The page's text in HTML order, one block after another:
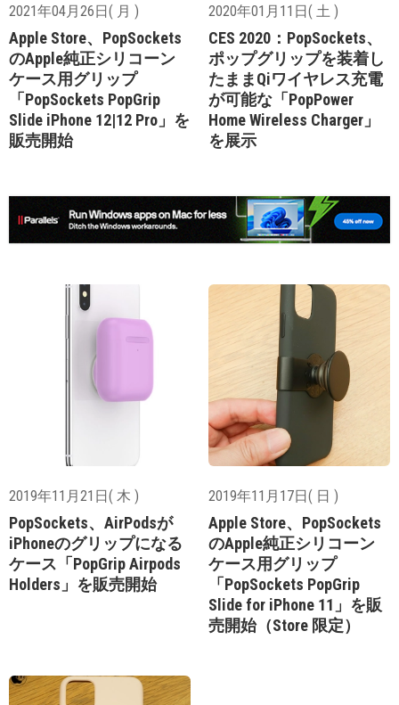
2021年04月26日( 月 )
Apple Store、PopSockets
のApple純正シリコーン
ケース用グリップ
「PopSockets PopGrip
Slide iPhone 12|12 Pro」を
販売開始
2020年01月11日( 土 )
CES 2020：PopSockets、
ポップグリップを装着し
たままQiワイヤレス充電
が可能な「PopPower
Home Wireless Charger」
を展示
2019年11月21日( 木 )
PopSockets、AirPodsが
iPhoneのグリップになる
ケース「PopGrip Airpods
Holders」を販売開始
2019年11月17日( 日 )
Apple Store、PopSockets
のApple純正シリコーン
ケース用グリップ
「PopSockets PopGrip
Slide for iPhone 11」を販
売開始（Store 限定）